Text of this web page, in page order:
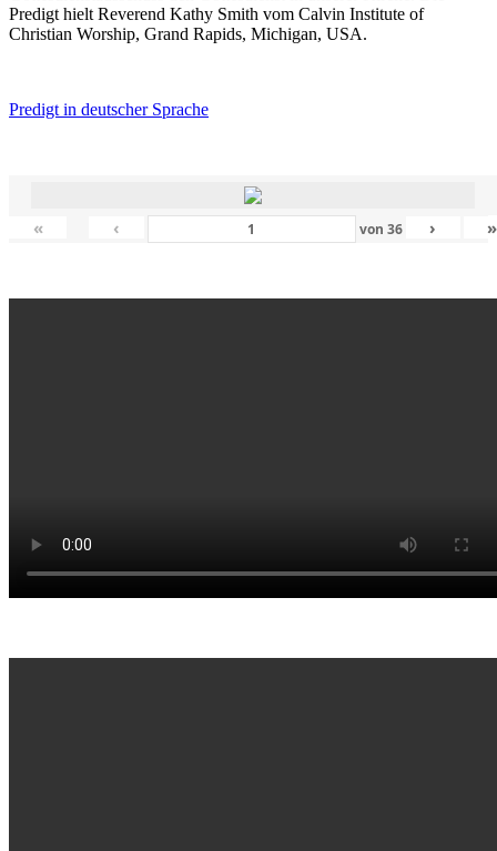
Predigt hielt Reverend Kathy Smith vom Calvin Institute of
Christian Worship, Grand Rapids, Michigan, USA.
Predigt in deutscher Sprache
« ‹ von 36 › »